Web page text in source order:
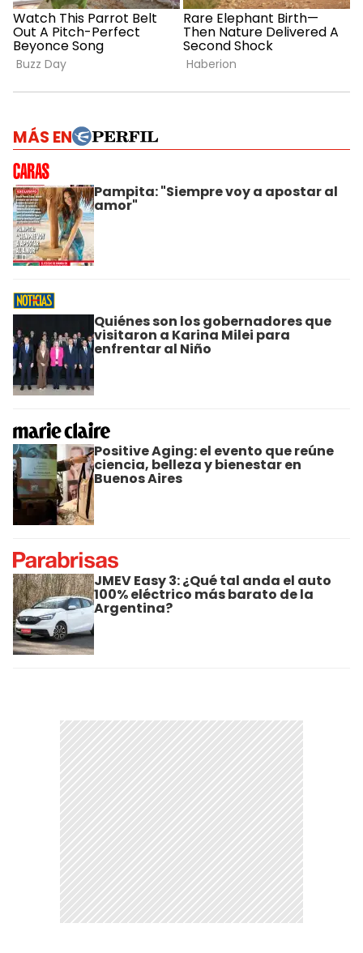
MÁS EN
Pampita: "Siempre voy a apostar al
amor"
Quiénes son los gobernadores que
visitaron a Karina Milei para
enfrentar al Niño
Positive Aging: el evento que reúne
ciencia, belleza y bienestar en
Buenos Aires
JMEV Easy 3: ¿Qué tal anda el auto
100% eléctrico más barato de la
Argentina?